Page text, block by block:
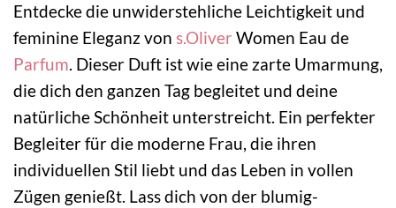
Entdecke die unwiderstehliche Leichtigkeit und
feminine Eleganz von s.Oliver Women Eau de
Parfum. Dieser Duft ist wie eine zarte Umarmung,
die dich den ganzen Tag begleitet und deine
natürliche Schönheit unterstreicht. Ein perfekter
Begleiter für die moderne Frau, die ihren
individuellen Stil liebt und das Leben in vollen
Zügen genießt. Lass dich von der blumig-